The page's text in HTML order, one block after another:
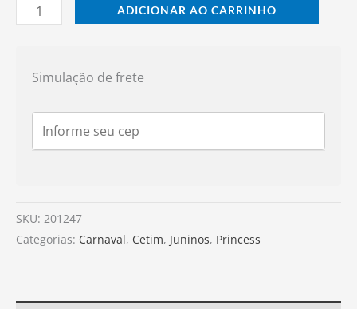
ADICIONAR AO CARRINHO
Simulação de frete
SKU: 201247
Categorias: Carnaval, Cetim, Juninos, Princess